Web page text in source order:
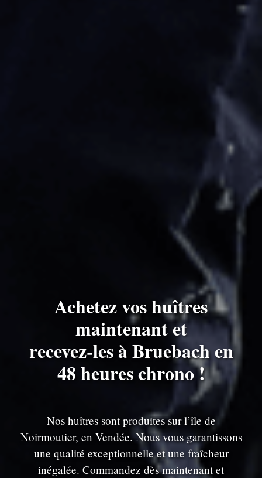
Achetez vos huîtres
maintenant et
recevez-les à Bruebach en
48 heures chrono !
Nos huîtres sont produites sur l’île de
Noirmoutier, en Vendée. Nous vous garantissons
une qualité exceptionnelle et une fraîcheur
inégalée. Commandez dès maintenant et